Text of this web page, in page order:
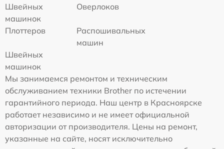
Швейных
машинок
Оверлоков
Плоттеров
Распошивальных
машин
Швейных
машинок
Мы занимаемся ремонтом и техническим
обслуживанием техники Brother по истечении
гарантийного периода. Наш центр в Красноярске
работает независимо и не имеет официальной
авторизации от производителя. Цены на ремонт,
указанные на сайте, носят исключительно